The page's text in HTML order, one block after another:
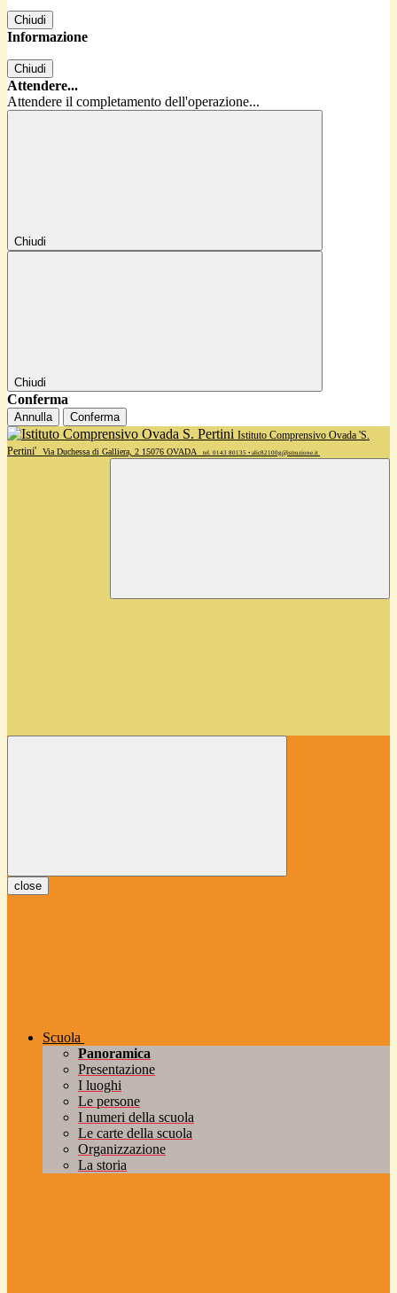
Chiudi
Informazione
Chiudi
Attendere...
Attendere il completamento dell'operazione...
Chiudi
Chiudi
Conferma
Annulla Conferma
Istituto Comprensivo Ovada 'S.
Pertini'
Via Duchessa di Galliera, 2 15076 OVADA tel. 0143 80135 • alic82100g@istruzione.it
close
Scuola
Panoramica
Presentazione
I luoghi
Le persone
I numeri della scuola
Le carte della scuola
Organizzazione
La storia